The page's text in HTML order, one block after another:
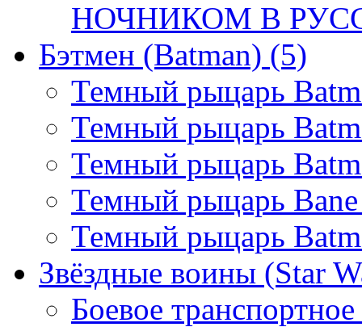
НОЧНИКОМ В
Бэтмен (Batman) (5)
Темный рыцарь
Темный рыцарь
Темный рыцарь
Темный рыцарь Bane
Темный рыцарь
Звёздные воины (Star
Боевое